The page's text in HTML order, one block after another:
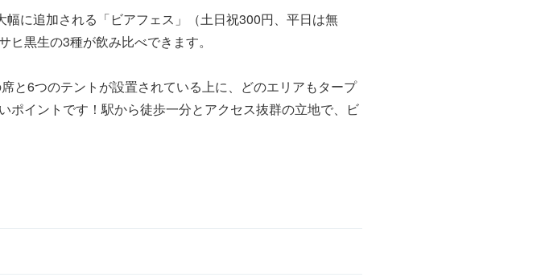
に追加される「ビアフェス」（土日祝300円、平日は無
黒生の3種が飲み比べできます。
と6つのテントが設置されている上に、どのエリアもタープ
ポイントです！駅から徒歩一分とアクセス抜群の立地で、ビ